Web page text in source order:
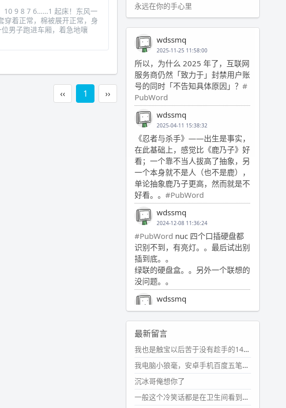
10 9 8 7 6……1 起床！东风一
穿着正常，棉被展开正常，身
男子跑进车厢，着急地嚷
‹‹ 1 ››
永远在你的手心里
wdssmq
2025-11-25 11:58:00
所以，为什么 2025 年了，互联网
服务商仍然「致力于」封禁用户账
号的同时「不告知具体原因」？ #
PubWord
wdssmq
2025-04-11 15:38:32
《忍者与杀手》——出生是事实，
在此基础上，感觉比《鹿乃子》好
看；一个靠不当人拔高了抽象，另
一个本身就不是人（也不是鹿），
单论抽象鹿乃子更高，然而就是不
好看。。 #PubWord
wdssmq
2024-12-08 11:36:24
#PubWord nuc 四个口插硬盘都
识别不到，有亮灯。。最后试出别
插到底。。
绿联的硬盘盒。。另外一个联想的
没问题。。
wdssmq
2024-11-19 17:31:51
#PubWord近期观影记录：超级
马里奥，死侍与金刚狼。。
wdssmq
2024-10-08 10:12:25
#PubWord搬家也告一段落，虽
然搬过来的东西还得归置，新衣柜
虽说已经散俩月味儿了，但还是不
最新留言
我也是触宝以后苦于没有趁手的14键五笔键盘久矣上面那位兄台用的百度双键点划布局我也用过很久，那个皮肤做得很粗糙，个别键位的触发区域是错位的，快速打字时很容易出错，修改它的皮肤文件校正后勉强能用，但早年出的皮肤分辨率太低，实在谈不上美观。百度小米定制版的商店里有一个"小黑板"皮肤还不错(百度官方输入法商店里没有)，但那个风格我不喜欢这两天找到了一个叫"森林集"的公众号，开发了海量的皮肤，很多都有14键版本，付费但很便宜，几块钱，终于有自己满意的输入法了搜了一下，这个工作室还是百度的官方合作伙伴，不知道为什么14键作品都不在官方商店上架，难道是百度官方在刻意放弃14键？
我电脑小狼毫，安卓手机百度五笔，皮肤用的双键点划，挺好的。
沉冰哥俺想你了
一般这个冷笑话都是在卫生间看到的多